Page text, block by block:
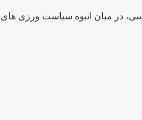
در میان انبوه سیاست ورزی های